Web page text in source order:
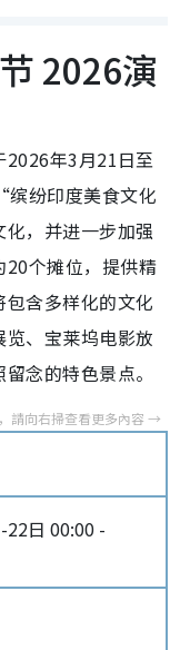
2026演
2026年3月21日至
纷印度美食文化
，并进一步加强
个摊位，提供精
含多样化的文化
、宝莱坞电影放
念的特色景点。
22日 00:00 -